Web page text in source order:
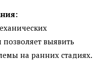
выявить
на ранних стадиях.